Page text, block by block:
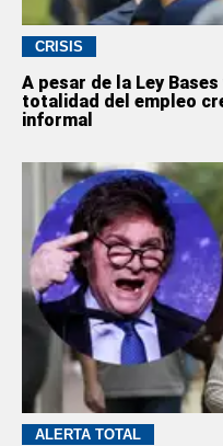
CRISIS
A pesar de la Ley
totalidad del empleo
informal
ALERTA TOTAL